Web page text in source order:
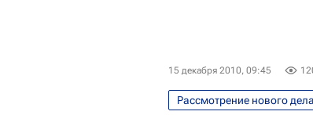
15 декабря 2010, 09:45
Рассмотрение нового